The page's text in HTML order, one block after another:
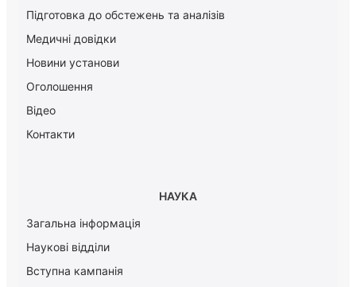
Підготовка до обстежень та аналізів
Медичні довідки
Новини установи
Оголошення
Відео
Контакти
НАУКА
Загальна інформація
Наукові відділи
Вступна кампанія